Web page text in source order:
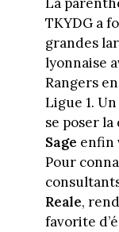
TKYDG a
grandes
lyonnaise
Rangers
Ligue 1.
se poser
Sage enfin
Pour
Reale,
favorite